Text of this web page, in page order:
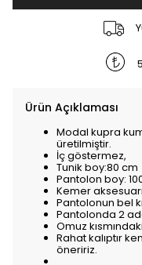
Ürün Açıklaması
Modal kupra
üretilmiştir.
İç göstermez,
Tunik boy:80 cm
Pantolon boy:
Kemer
Pantolonun bel
Pantolonda 2
Omuz
Rahat kalıptır
öneririz.